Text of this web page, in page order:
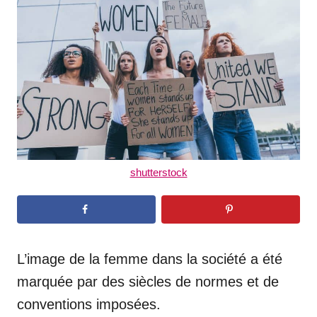
d
shutterstock
L’image de la femme dans la société a été
marquée par des siècles de normes et de
conventions imposées.